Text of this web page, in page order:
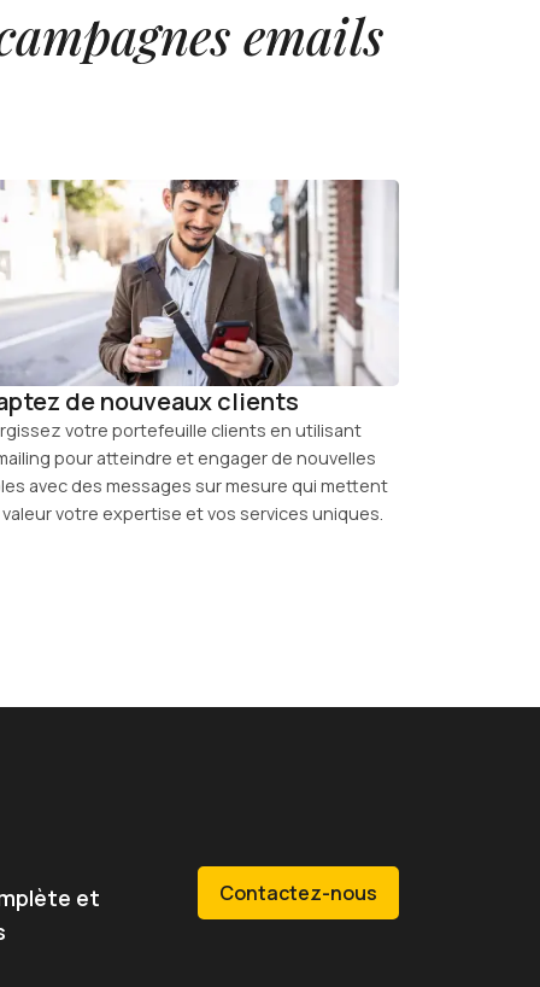
emails
de nouveaux clients
votre portefeuille clients en utilisant
pour atteindre et engager de nouvelles
avec des messages sur mesure qui mettent
votre expertise et vos services uniques.
et
Contactez-nous